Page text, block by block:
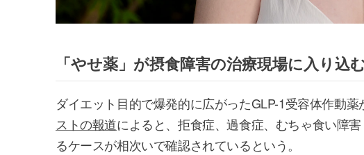
「やせ薬」が摂食障害の治療現場に入り込
ダイエット目的で爆発的に広がったGLP-1受容体作動薬
ストの報道によると、拒食症、過食症、むちゃ食い障
るケースが相次いで確認されているという。